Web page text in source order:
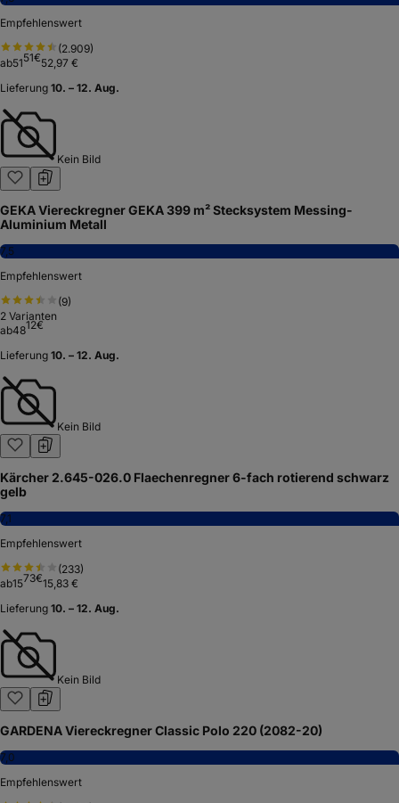
Empfehlenswert
(2.909)
ab5151€52,97 €
Lieferung 10. – 12. Aug.
Kein Bild
GEKA Viereckregner GEKA 399 m² Stecksystem Messing-
Aluminium Metall
7,5
Empfehlenswert
(9)
2 Varianten
ab4812€
Lieferung 10. – 12. Aug.
Kein Bild
Kärcher 2.645-026.0 Flaechenregner 6-fach rotierend schwarz
gelb
7,1
Empfehlenswert
(233)
ab1573€15,83 €
Lieferung 10. – 12. Aug.
Kein Bild
GARDENA Viereckregner Classic Polo 220 (2082-20)
7,0
Empfehlenswert